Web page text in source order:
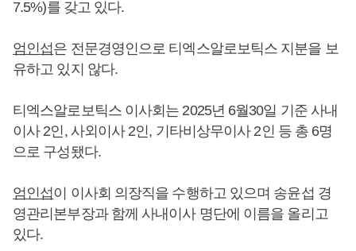
7.5%)를 갖고 있다.
엄인섭은 전문경영인으로 티엑스알로보틱스 지분을 보
유하고 있지 않다.
티엑스알로보틱스 이사회는 2025년 6월30일 기준 사내
이사 2인, 사외이사 2인, 기타비상무이사 2인 등 총 6명
으로 구성됐다.
엄인섭이 이사회 의장직을 수행하고 있으며 송윤섭 경
영관리본부장과 함께 사내이사 명단에 이름을 올리고
있다.